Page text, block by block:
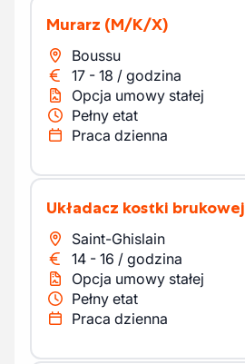
Murarz (M/K/X)
Boussu
17 - 18 / godzina
Opcja umowy stałej
Pełny etat
Praca dzienna
Układacz kostki brukowej
Saint-Ghislain
14 - 16 / godzina
Opcja umowy stałej
Pełny etat
Praca dzienna